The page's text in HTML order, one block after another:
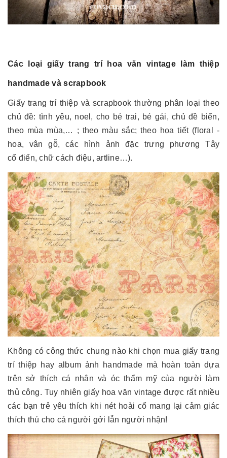
Các loại giấy trang trí hoa văn vintage làm thiệp
handmade và scrapbook
Giấy trang trí thiệp và scrapbook thường phân loại theo
chủ đề: tình yêu, noel, cho bé trai, bé gái, chủ đề biển,
theo mùa mùa,… ; theo màu sắc; theo họa tiết (floral -
hoa, vân gỗ, các hình ảnh đặc trưng phương Tây
cổ điển, chữ cách điệu, artline…).
Không có công thức chung nào khi chọn mua giấy trang
trí thiệp hay album ảnh handmade mà hoàn toàn dựa
trên sở thích cá nhân và óc thẩm mỹ của người làm
thủ công. Tuy nhiên giấy hoa văn vintage được rất nhiều
các bạn trẻ yêu thích khi nét hoài cổ mang lại cảm giác
thích thú cho cả người gởi lẫn người nhận!